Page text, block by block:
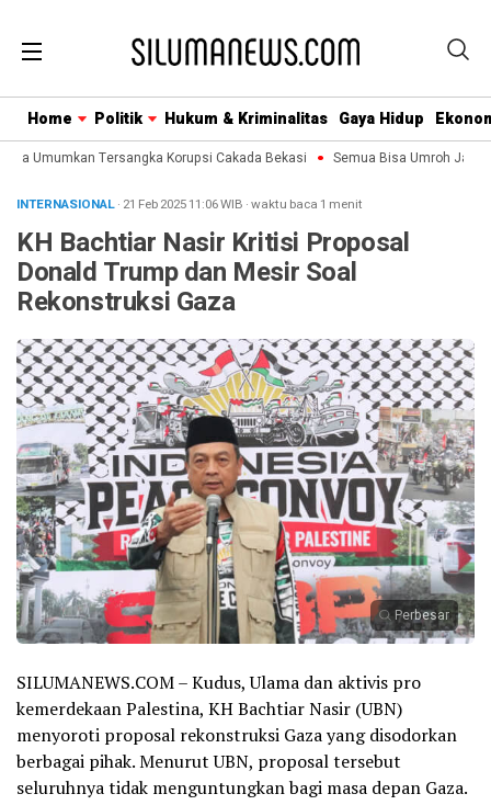
Home Politik Hukum & Kriminalitas Gaya Hidup
Umumkan Tersangka Korupsi Cakada Bekasi Semua Bisa Umroh Jalin
INTERNASIONAL· 21 Feb 202511:06WIB ·waktu baca 1 menit
KH Bachtiar Nasir Kritisi Proposal
Donald Trump dan Mesir Soal
Rekonstruksi Gaza
Perbesar
SILUMANEWS.COM – Kudus, Ulama dan aktivis pro
kemerdekaan Palestina, KH Bachtiar Nasir (UBN)
menyoroti proposal rekonstruksi Gaza yang disodorkan
berbagai pihak. Menurut UBN, proposal tersebut
seluruhnya tidak menguntungkan bagi masa depan Gaza.